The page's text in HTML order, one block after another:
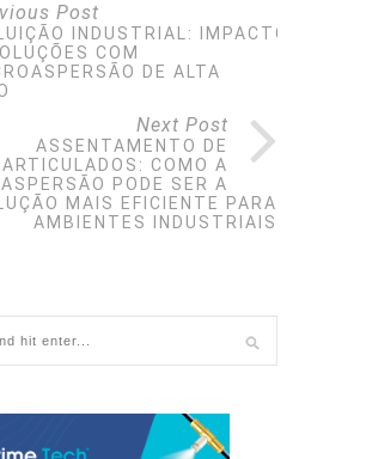
Post
INDUSTRIAL: IMPACTOS
COM
DE ALTA
Next Post
ASSENTAMENTO DE
COMO A
PODE SER A
MAIS EFICIENTE PARA
AMBIENTES INDUSTRIAIS